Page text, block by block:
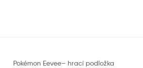
Pokémon Eevee– hrací podložka